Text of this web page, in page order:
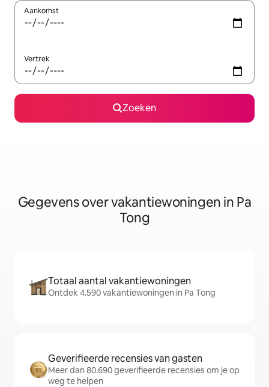
Aankomst
Vertrek
Zoeken
Gegevens over vakantiewoningen in Pa
Tong
Totaal aantal vakantiewoningen
Ontdek 4.590 vakantiewoningen in Pa Tong
Geverifieerde recensies van gasten
Meer dan 80.690 geverifieerde recensies om je op
weg te helpen